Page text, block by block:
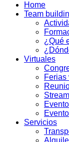
Home
Team
¿Qué
Virtuales
Ferias
Servicios